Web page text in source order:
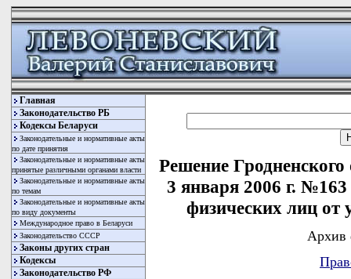
Главная
Законодательство РБ
Кодексы Беларуси
Законодательные и нормативные акты
по дате принятия
Законодательные и нормативные акты
принятые различными органами власти
Законодательные и нормативные акты
по темам
Законодательные и нормативные акты
по виду документы
Международное право в Беларуси
Законодательство СССР
Законы других стран
Кодексы
Законодательство РФ
Решение Гродненского
3 января 2006 г.
физических лиц от
Архив